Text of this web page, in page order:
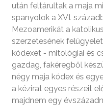
után feltárultak a maja
spanyolok a XVI.
Mezoamerikát a
szerzetesének
kódexet - mitológiai és
gazdag, fakéregből
négy maja kódex és
a kézirat egyes részeit
majdnem egy